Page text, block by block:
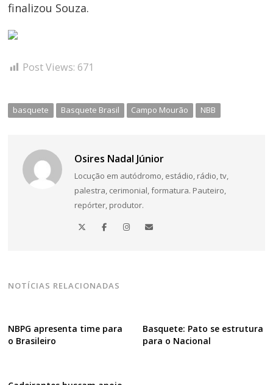
finalizou Souza.
Post Views: 671
basquete Basquete Brasil Campo Mourão NBB
Osires Nadal Júnior
Locução em autódromo, estádio, rádio, tv,
palestra, cerimonial, formatura. Pauteiro,
repórter, produtor.
NOTÍCIAS RELACIONADAS
NBPG apresenta time para
o Brasileiro
Basquete: Pato se estrutura
para o Nacional